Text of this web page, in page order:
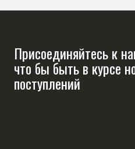
Присоединяйтесь к
что бы быть в курсе
поступлений